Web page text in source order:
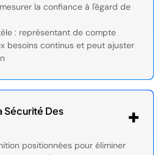
la confiance à l'égard de
: représentant de compte
besoins continus et peut ajuster
Sécurité Des
positionnées pour éliminer